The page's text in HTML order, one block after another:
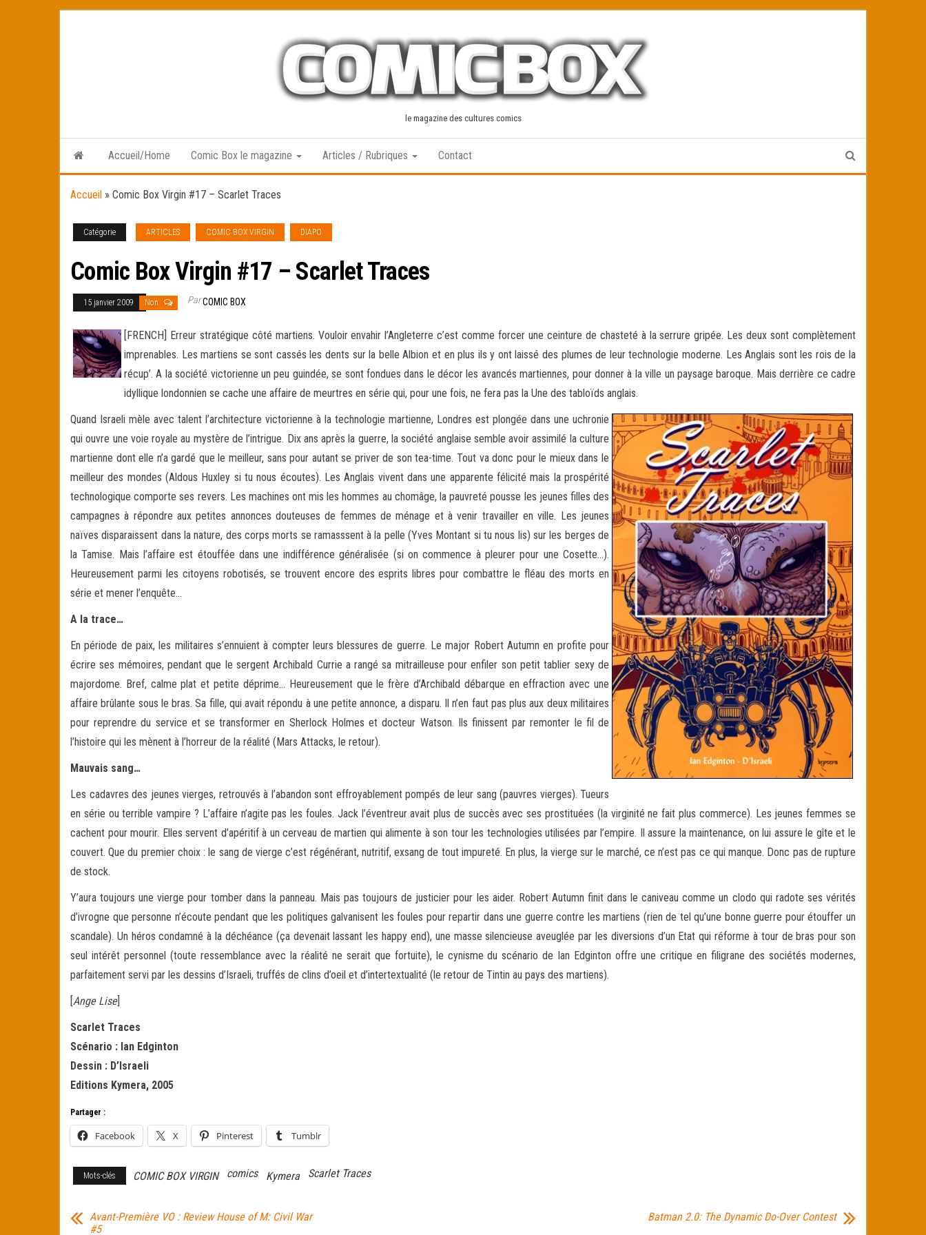
le magazine des cultures comics
Accueil/Home Comic Box le magazine Articles / Rubriques Contact
Accueil » Comic Box Virgin #17 – Scarlet Traces
Catégorie ARTICLES COMIC BOX VIRGIN DIAPO
Comic Box Virgin #17 – Scarlet Traces
15 janvier 2009 Non ParCOMIC BOX
[FRENCH] Erreur stratégique côté martiens. Vouloir envahir l’Angleterre c’est comme forcer une ceinture de chasteté à la serrure gripée. Les deux sont complètement
imprenables. Les martiens se sont cassés les dents sur la belle Albion et en plus ils y ont laissé des plumes de leur technologie moderne. Les Anglais sont les rois de la
récup’. A la société victorienne un peu guindée, se sont fondues dans le décor les avancés martiennes, pour donner à la ville un paysage baroque. Mais derrière ce cadre
idyllique londonnien se cache une affaire de meurtres en série qui, pour une fois, ne fera pas la Une des tabloïds anglais.
Quand Israeli mèle avec talent l’architecture victorienne à la technologie martienne, Londres est plongée dans une uchronie
qui ouvre une voie royale au mystère de l’intrigue. Dix ans après la guerre, la société anglaise semble avoir assimilé la culture
martienne dont elle n’a gardé que le meilleur, sans pour autant se priver de son tea-time. Tout va donc pour le mieux dans le
meilleur des mondes (Aldous Huxley si tu nous écoutes). Les Anglais vivent dans une apparente félicité mais la prospérité
technologique comporte ses revers. Les machines ont mis les hommes au chomâge, la pauvreté pousse les jeunes filles des
campagnes à répondre aux petites annonces douteuses de femmes de ménage et à venir travailler en ville. Les jeunes
naïves disparaissent dans la nature, des corps morts se ramasssent à la pelle (Yves Montant si tu nous lis) sur les berges de
la Tamise. Mais l’affaire est étouffée dans une indifférence généralisée (si on commence à pleurer pour une Cosette…).
Heureusement parmi les citoyens robotisés, se trouvent encore des esprits libres pour combattre le fléau des morts en
série et mener l’enquête…
A la trace…
En période de paix, les militaires s’ennuient à compter leurs blessures de guerre. Le major Robert Autumn en profite pour
écrire ses mémoires, pendant que le sergent Archibald Currie a rangé sa mitrailleuse pour enfiler son petit tablier sexy de
majordome. Bref, calme plat et petite déprime… Heureusement que le frère d’Archibald débarque en effraction avec une
affaire brûlante sous le bras. Sa fille, qui avait répondu à une petite annonce, a disparu. Il n’en faut pas plus aux deux militaires
pour reprendre du service et se transformer en Sherlock Holmes et docteur Watson. Ils finissent par remonter le fil de
l’histoire qui les mènent à l’horreur de la réalité (Mars Attacks, le retour).
Mauvais sang…
Les cadavres des jeunes vierges, retrouvés à l’abandon sont effroyablement pompés de leur sang (pauvres vierges). Tueurs
en série ou terrible vampire ? L’affaire n’agite pas les foules. Jack l’éventreur avait plus de succès avec ses prostituées (la virginité ne fait plus commerce). Les jeunes femmes se
cachent pour mourir. Elles servent d’apéritif à un cerveau de martien qui alimente à son tour les technologies utilisées par l’empire. Il assure la maintenance, on lui assure le gîte et le
couvert. Que du premier choix : le sang de vierge c’est régénérant, nutritif, exsang de tout impureté. En plus, la vierge sur le marché, ce n’est pas ce qui manque. Donc pas de rupture
de stock.
Y’aura toujours une vierge pour tomber dans la panneau. Mais pas toujours de justicier pour les aider. Robert Autumn finit dans le caniveau comme un clodo qui radote ses vérités
d’ivrogne que personne n’écoute pendant que les politiques galvanisent les foules pour repartir dans une guerre contre les martiens (rien de tel qu’une bonne guerre pour étouffer un
scandale). Un héros condamné à la déchéance (ça devenait lassant les happy end), une masse silencieuse aveuglée par les diversions d’un Etat qui réforme à tour de bras pour son
seul intérêt personnel (toute ressemblance avec la réalité ne serait que fortuite), le cynisme du scénario de Ian Edginton offre une critique en filigrane des sociétés modernes,
parfaitement servi par les dessins d’Israeli, truffés de clins d’oeil et d’intertextualité (le retour de Tintin au pays des martiens).
[Ange Lise]
Scarlet Traces
Scénario : Ian Edginton
Dessin : D’Israeli
Editions Kymera, 2005
Partager :
Facebook X Pinterest Tumblr
Mots-clés COMIC BOX VIRGIN comics Kymera Scarlet Traces
Avant-Première VO : Review House of M: Civil War
#5
Batman 2.0: The Dynamic Do-Over Contest